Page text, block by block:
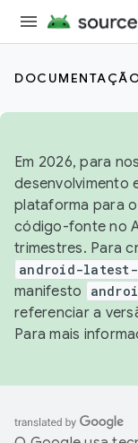
Em 2026, para
desenvolvimento
plataforma para
código-fonte no
trimestres. Para
android-latest-
manifesto
referenciar a
Para mais